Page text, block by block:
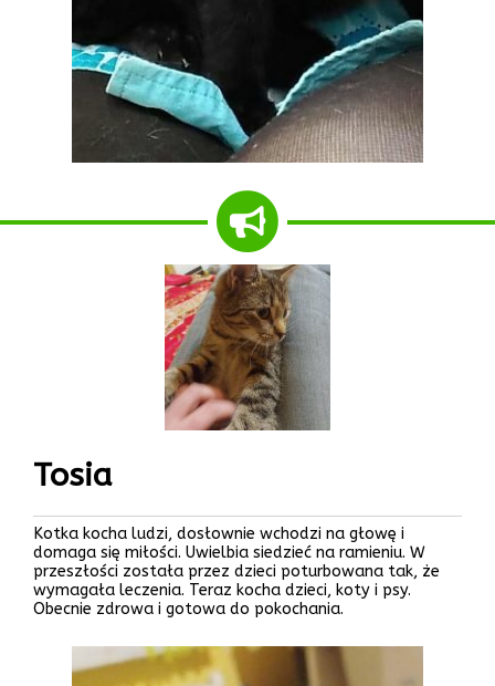
Tosia
Kotka kocha ludzi, dosłownie wchodzi na głowę i
domaga się miłości. Uwielbia siedzieć na ramieniu. W
przeszłości została przez dzieci poturbowana tak, że
wymagała leczenia. Teraz kocha dzieci, koty i psy.
Obecnie zdrowa i gotowa do pokochania.